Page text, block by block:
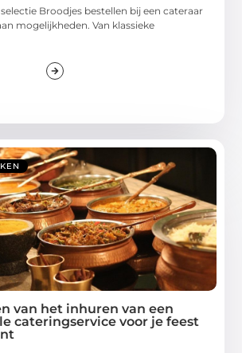
Broodjes bestellen bij een cateraar
mogelijkheden. Van klassieke
van het inhuren van een
cateringservice voor je feest